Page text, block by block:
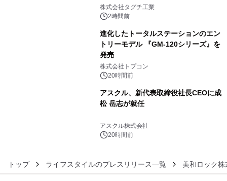
プン
株式会社タグチ工業
2時間前
進化したトータルステーションのエン
トリーモデル 『GM-120シリーズ』を
発売
株式会社トプコン
20時間前
アスクル、新代表取締役社長CEOに成
松 岳志が就任
アスクル株式会社
20時間前
トップ ライフスタイルのプレスリリース一覧 美和ロック株